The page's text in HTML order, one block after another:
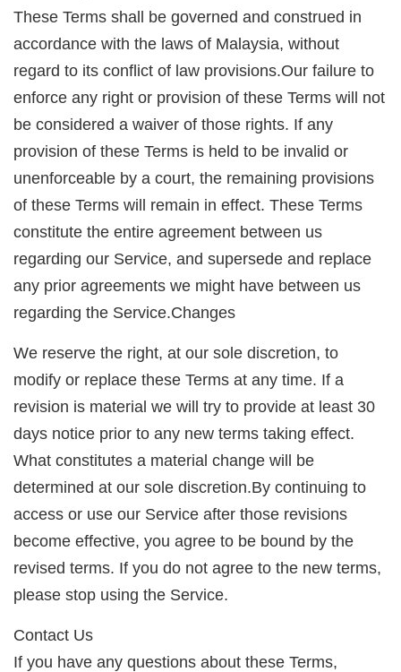
These Terms shall be governed and construed in
accordance with the laws of Malaysia, without
regard to its conflict of law provisions.Our failure to
enforce any right or provision of these Terms will not
be considered a waiver of those rights. If any
provision of these Terms is held to be invalid or
unenforceable by a court, the remaining provisions
of these Terms will remain in effect. These Terms
constitute the entire agreement between us
regarding our Service, and supersede and replace
any prior agreements we might have between us
regarding the Service.Changes
We reserve the right, at our sole discretion, to
modify or replace these Terms at any time. If a
revision is material we will try to provide at least 30
days notice prior to any new terms taking effect.
What constitutes a material change will be
determined at our sole discretion.By continuing to
access or use our Service after those revisions
become effective, you agree to be bound by the
revised terms. If you do not agree to the new terms,
please stop using the Service.
Contact Us
If you have any questions about these Terms,